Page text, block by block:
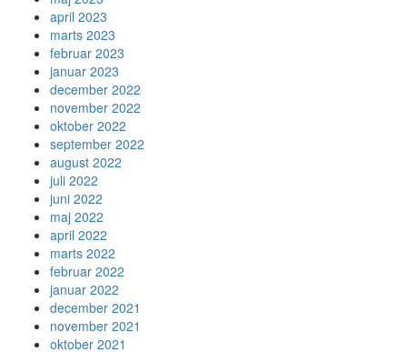
april 2023
marts 2023
februar 2023
januar 2023
december 2022
november 2022
oktober 2022
september 2022
august 2022
juli 2022
juni 2022
maj 2022
april 2022
marts 2022
februar 2022
januar 2022
december 2021
november 2021
oktober 2021